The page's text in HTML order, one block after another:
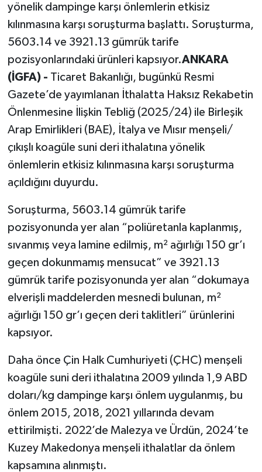
yönelik dampinge karşı önlemlerin etkisiz
kılınmasına karşı soruşturma başlattı. Soruşturma,
5603.14 ve 3921.13 gümrük tarife
pozisyonlarındaki ürünleri kapsıyor.ANKARA
(İGFA) - Ticaret Bakanlığı, bugünkü Resmi
Gazete’de yayımlanan İthalatta Haksız Rekabetin
Önlenmesine İlişkin Tebliğ (2025/24) ile Birleşik
Arap Emirlikleri (BAE), İtalya ve Mısır menşeli/
çıkışlı koagüle suni deri ithalatına yönelik
önlemlerin etkisiz kılınmasına karşı soruşturma
açıldığını duyurdu.
Soruşturma, 5603.14 gümrük tarife
pozisyonunda yer alan “poliüretanla kaplanmış,
sıvanmış veya lamine edilmiş, m² ağırlığı 150 gr’ı
geçen dokunmamış mensucat” ve 3921.13
gümrük tarife pozisyonunda yer alan “dokumaya
elverişli maddelerden mesnedi bulunan, m²
ağırlığı 150 gr’ı geçen deri taklitleri” ürünlerini
kapsıyor.
Daha önce Çin Halk Cumhuriyeti (ÇHC) menşeli
koagüle suni deri ithalatına 2009 yılında 1,9 ABD
doları/kg dampinge karşı önlem uygulanmış, bu
önlem 2015, 2018, 2021 yıllarında devam
ettirilmişti. 2022’de Malezya ve Ürdün, 2024’te
Kuzey Makedonya menşeli ithalatlar da önlem
kapsamına alınmıştı.